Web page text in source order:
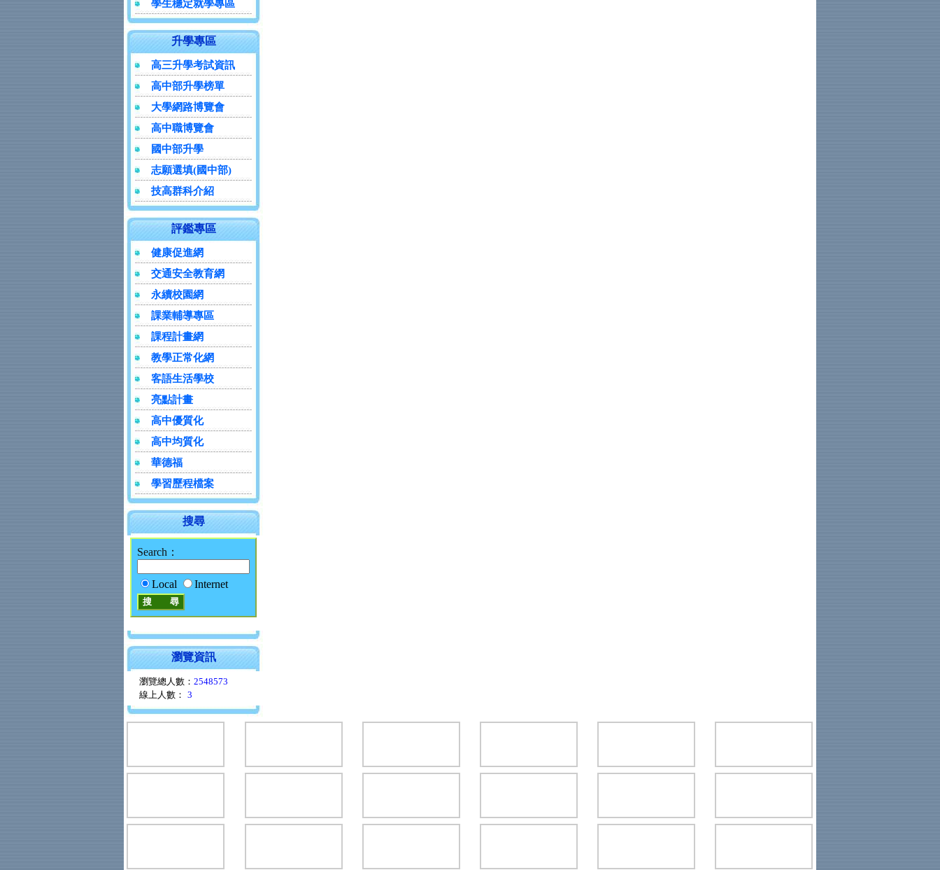
學生穩定就學專區
升學專區
高三升學考試資訊
高中部升學榜單
大學網路博覽會
高中職博覽會
國中部升學
志願選填(國中部)
技高群科介紹
評鑑專區
健康促進網
交通安全教育網
永續校園網
課業輔導專區
課程計畫網
教學正常化網
客語生活學校
亮點計畫
高中優質化
高中均質化
華德福
學習歷程檔案
搜尋
Search：
Local Internet
瀏覽資訊
瀏覽總人數： 2548573
線上人數： 3